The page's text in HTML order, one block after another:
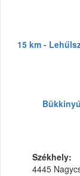
15 km -
Székhely:
4445